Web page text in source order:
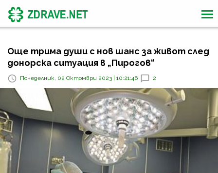
Още трима души с нов шанс за живот след
донорска ситуация в „Пирогов“
Понеделник, 02 Октомври 2023 | 10:21:46 2